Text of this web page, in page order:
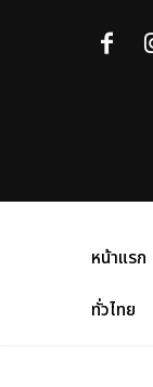
หน้าแรก
ทั่วไทย